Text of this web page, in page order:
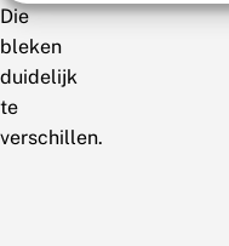
Die
bleken
duidelijk
te
verschillen.